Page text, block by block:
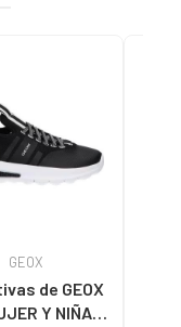
GEOX
de GEOX
Y NIÑA